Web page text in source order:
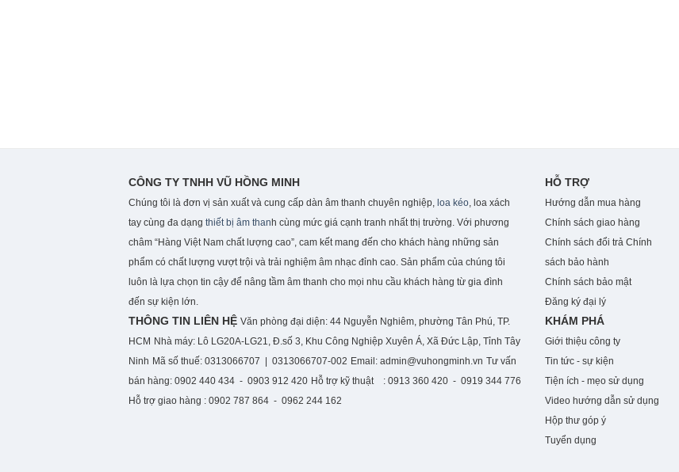
CÔNG TY TNHH VŨ HỒNG MINH
Chúng tôi là đơn vị sản xuất và cung cấp dàn âm thanh chuyên nghiệp, loa kéo , loa xách
tay cùng đa dạng thiết bị âm thanh cùng mức giá cạnh tranh nhất thị trường. Với phương
châm “Hàng Việt Nam chất lượng cao”, cam kết mang đến cho khách hàng những sản
phẩm có chất lượng vượt trội và trải nghiệm âm nhạc đỉnh cao. Sản phẩm của chúng tôi
luôn là lựa chọn tin cậy để nâng tầm âm thanh cho mọi nhu cầu khách hàng từ gia đình
đến sự kiện lớn.
THÔNG TIN LIÊN HỆ Văn phòng đại diện: 44 Nguyễn Nghiêm, phường Tân Phú, TP.
HCM Nhà máy: Lô LG20A-LG21, Đ.số 3, Khu Công Nghiệp Xuyên Á, Xã Đức Lập, Tỉnh Tây
Ninh Mã số thuế: 0313066707 | 0313066707-002 Email: admin@vuhongminh.vn Tư vấn
bán hàng: 0902 440 434 - 0903 912 420 Hỗ trợ kỹ thuật : 0913 360 420 - 0919 344 776
Hỗ trợ giao hàng : 0902 787 864 - 0962 244 162
HỖ TRỢ
Hướng dẫn mua hàng
Chính sách giao hàng
Chính sách đổi trả Chính
sách bảo hành
Chính sách bảo mật
Đăng ký đại lý
KHÁM PHÁ
Giới thiệu công ty
Tin tức - sự kiện
Tiện ích - mẹo sử dụng
Video hướng dẫn sử dụng
Hộp thư góp ý
Tuyển dụng